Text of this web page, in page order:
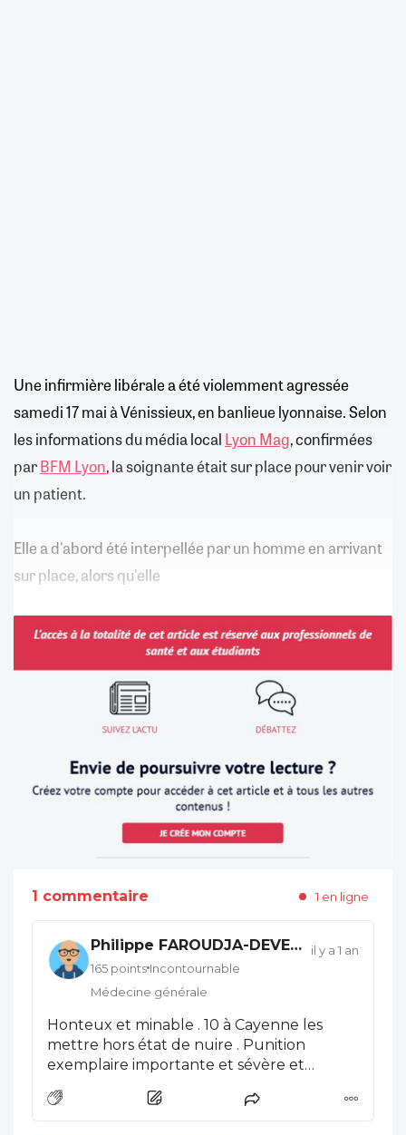
Une infirmière libérale a été violemment agressée
samedi 17 mai à Vénissieux, en banlieue lyonnaise. Selon
les informations du média local Lyon Mag, confirmées
parBFM Lyon, la soignante était sur place pour venir voir
un patient.
Elle a d'abord été interpellée par un homme en arrivant
sur place, alors qu'elle
1 commentaire 1 en ligne
Philippe FAROUDJA-DEVEAUX
165 points Incontournable
Médecine générale
il y a 1 an
Honteux et minable . 10 à Cayenne les
mettre hors état de nuire . Punition
exemplaire importante et sévère et
laissez plus rien passer !!! Action réaction
dépôts de plaintes ! Relevons nous ils sont